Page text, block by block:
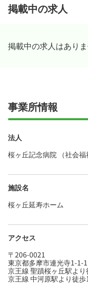
掲載中の求人
掲載中の求人はありま
事業所情報
法人
桜ヶ丘記念病院 （社会福
施設名
桜ヶ丘延寿ホーム
アクセス
〒206-0021
東京都多摩市連光寺1-1-1
京王線 聖蹟桜ヶ丘駅よ
京王線 中河原駅より徒